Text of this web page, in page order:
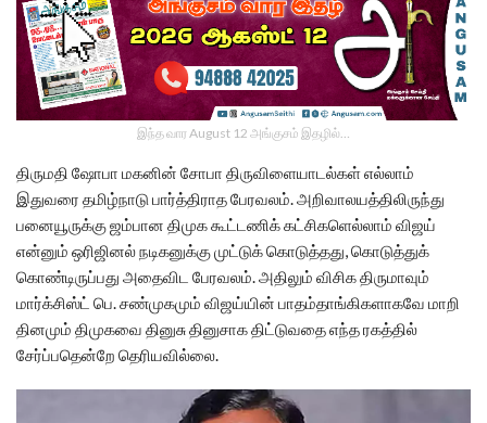
இந்த வார August 12 அங்குசம் இதழில்…
திருமதி ஷோபா மகனின் சோபா திருவிளையாடல்கள் எல்லாம்
இதுவரை தமிழ்நாடு பார்த்திராத பேரவலம். அறிவாலயத்திலிருந்து
பனையூருக்கு ஜம்பான திமுக கூட்டணிக் கட்சிகளெல்லாம் விஜய்
என்னும் ஒரிஜினல் நடிகனுக்கு முட்டுக் கொடுத்தது, கொடுத்துக்
கொண்டிருப்பது அதைவிட பேரவலம். அதிலும் விசிக திருமாவும்
மார்க்சிஸ்ட் பெ. சண்முகமும் விஜய்யின் பாதம்தாங்கிகளாகவே மாறி
தினமும் திமுகவை தினுசு தினுசாக திட்டுவதை எந்த ரகத்தில்
சேர்ப்பதென்றே தெரியவில்லை.